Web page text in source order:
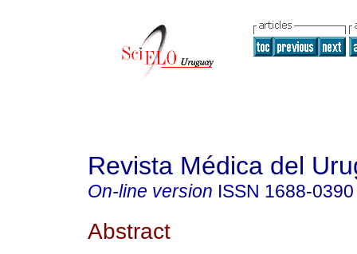
Revista Médica del
On-line version ISSN 1688-0390
Abstract